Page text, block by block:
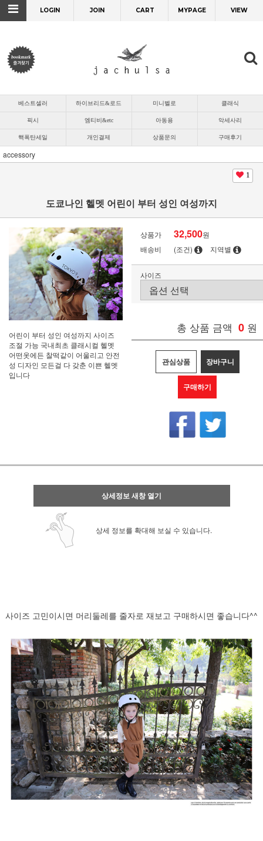
LOGIN JOIN CART MYPAGE VIEW
베스트셀러 하이브리드&로드 미니벨로 클래식
픽시 엠티비&etc 아동용 악세사리
핵폭탄세일 개인결제 상품문의 구매후기
accessory
1
도쿄나인 헬멧 어린이 부터 성인 여성까지
어린이 부터 성인 여성까지 사이즈
조절 가능 국내최초 클래시컬 헬멧
어떤옷에든 찰떡같이 어울리고 안전
성 디자인 모든걸 다 갖춘 이쁜 헬멧
입니다
상품가 32,500원
배송비
(조건) 지역별
사이즈
총 상품 금액 0 원
관심상품 장바구니
구매하기
상세정보 새창 열기
상세 정보를 확대해 보실 수 있습니다.
사이즈 고민이시면 머리둘레를 줄자로 재보고 구매하시면 좋습니다^^